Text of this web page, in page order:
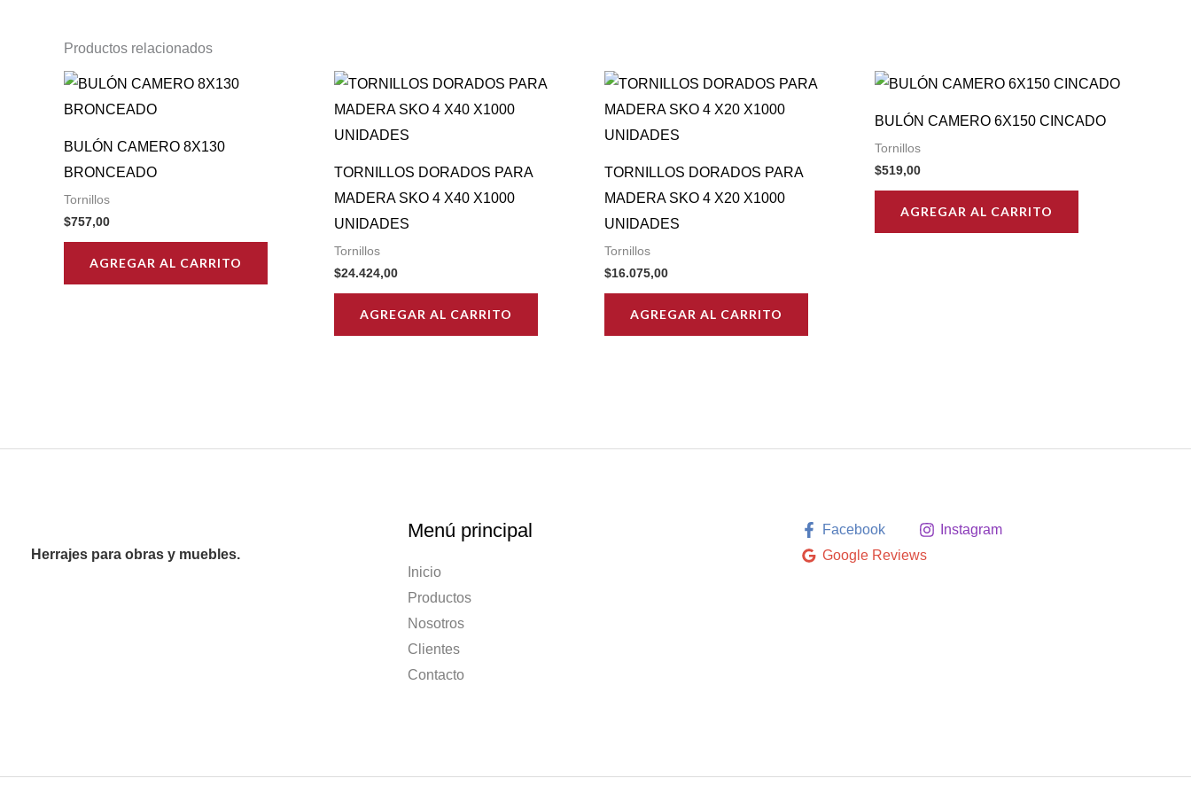
Productos relacionados
BULÓN CAMERO 8X130
BRONCEADO
Tornillos
$757,00
AGREGAR AL CARRITO
TORNILLOS DORADOS PARA
MADERA SKO 4 X40 X1000
UNIDADES
Tornillos
$24.424,00
AGREGAR AL CARRITO
TORNILLOS DORADOS PARA
MADERA SKO 4 X20 X1000
UNIDADES
Tornillos
$16.075,00
AGREGAR AL CARRITO
BULÓN CAMERO 6X150 CINCADO
Tornillos
$519,00
AGREGAR AL CARRITO
Herrajes para obras y muebles.
Menú principal
Inicio
Productos
Nosotros
Clientes
Contacto
Facebook
Instagram
Google Reviews